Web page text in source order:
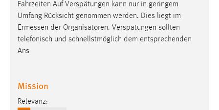
Fahrzeiten Auf Verspätungen kann nur in geringem
Umfang Rücksicht genommen werden. Dies liegt im
Ermessen der Organisatoren. Verspätungen sollten
telefonisch und schnellstmöglich dem entsprechenden
Ans
Mission
Relevanz: